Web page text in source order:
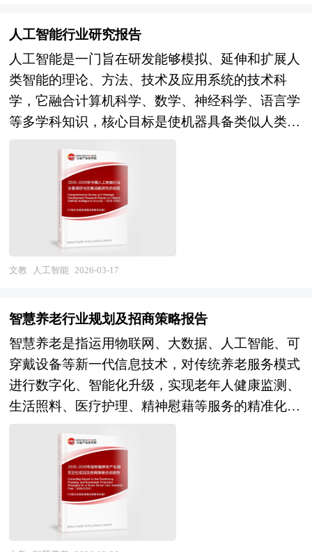
态，对行业在产品方面提供了参考建议和具体解决
办法。报告对于管理培训产品生产企业、经销商、
行业管理部门以及拟进入该行业的投资者具有重要
的参考价值，对于研究我国管理培训行业发展规
律、提高企业的运营效率、促进企业的发展壮大有
同质、合规风险高的企业将面临淘汰或整合。总体
而言，健身与塑形行业正经历从"销售驱动"向"服
务驱动"、从"单一健身"向"健康管理"、从"精英消
费"向"大众普惠"的历史性转变，2026-2030年将是
智能化服务普及、场景融合深化、医体融合成熟、
产业生态优化的关键窗口期，深刻理解健康消费升
级趋势与产业技术变革规律，对于制定科学的投资
战略、把握健身与塑形产业发展机遇具有重大战略
意义。 本研究咨询报告由中研普华咨询公司领衔
撰写，在大量周密的市场调研基础上，主要依据了
国家统计局、国家商务部、国家发改委、国家经济
信息中心、国务院发展研究中心、国家海关总署、
行业研究网、全国及海外相关报刊杂志的基础信息
以及健身与塑形行业研究单位等公布和提供的大量
资料。报告对我国健身与塑形行业的供需状况、发
展现状、子行业发展变化等进行了分析，重点分析
了国内外健身与塑形行业的发展现状、如何面对行
及行业的投资分析和趋势预测等等。报告还综合了
健身与塑形行业的整体发展动态，对行业在产品方
面提供了参考建议和具体解决办法。报告对于健身
与塑形产品生产企业、经销商、行业管理部门以及
拟进入该行业的投资者具有重要的参考价值，对于
研究我国健身与塑形行业发展规律、提高企业的运
化服务体系，涉及8000多个细分行业，积累了数十
万份行业研究报告数据库、服务了20多万家企事业
单位，现已成为中国最具影响力的产业研究咨询综
合服务机构。集团下属研究院的产业研究报告在大
量周密的市场调研基础上，主要依据了国家统计
改委、国家经济信息中心、国务院发展研究中心、
国家海关总署、中国经济景气监测中心、中国行业
研究网、国内外相关报刊杂志的基础信息以及体育
用品专业研究单位等公布和提供的大量资料。对我
国体育用品的行业现状、市场各类经营指标的情
况、重点企业状况、区域市场发展情况等内容进行
政策经济发展环境对体育用品行业潜在的风险和防
范建议进行分析。 《2026年版体育用品产业规划
专项研究报告》由中研产业规划院领衔制作，精英
专家团队在上千个重大项目积累了宝贵经验，为项
目成功落地保驾护航。中研产业规划院率先在业内
提出“全流程一体化”综合解决方案，提供从前期拿
地策划、定位策划、概念规划、空间规划、总体规
划、城市设计、建筑设计、景观设计、IP设计、商
业模式设计、招商、投资、运营等一系列咨询服
务。 中研普华通过对体育用品行业长期跟踪监
测，分析体育用品行业需求、供给、经营特性、获
软件系统、数据资源、客户关系、品牌价值、商誉
强调覆盖资产从规划立项、投资决策、采购建设、
投入使用、运行维护、升级改造到最终报废或转让
的完整生命周期，通过建立标准化流程、量化绩效
指标和动态反馈机制，实现对资产状态、成本结
构、使用效率与风险暴露的全面掌控。其核心理念
已从传统的“保值防损”演进为“价值经营”，不仅关
注资产的安全性与可用性，更注重其在资源配置优
化、成本效益平衡、风险缓释和战略支撑中的作
用。 在方法论上，资产管理融合了财务管理、工
程管理、信息技术、风险管理与可持续发展等多学
科知识，依托企业资源计划（ERP）、计算机化维
络、大数据分析及人工智能等数字化工具，实现资
产状态实时感知、故障预测、绩效评估与智能决策
支持。在企业层面，健全的资产管理体系有助于降
低全生命周期成本、提升生产连续性、增强合规披
露能力并支撑资本结构优化；在公共部门，则是保
动基础设施高质量发展和实现国家治理现代化的重
要基础。 本研究咨询报告由中研普华咨询公司领
衔撰写，在大量周密的市场调研基础上，主要依据
了国家统计局、国家财政部、中国人民银行、国家
金融监督管理总局、中国证券监督管理委员会、国
务院发展研究中心、国际资产管理协会、中国金融
人工智能行业研究报告
人工智能是一门旨在研发能够模拟、延伸和扩展人
类智能的理论、方法、技术及应用系统的技术科
学，它融合计算机科学、数学、神经科学、语言学
等多学科知识，核心目标是使机器具备类似人类的
感知、认知、学习、推理、决策甚至创造能力。
从本质来看，人工智能并非简单复刻人类思维，而
是通过算法构建数据模型，让机器在处理信息时呈
现出智能行为：感知层面，它能借助图像识别、语
音识别等技术捕捉并解析外界的视觉、听觉等信
号；认知与学习层面，机器学习作为重要分支，能
让机器在海量数据中自主挖掘规律、优化性能，无
可基于预设逻辑或习得的知识，对复杂问题进行分
成不变，其内涵随技术发展不断拓展。早期人工智
能聚焦于逻辑推理等抽象思维的模拟，如今已延伸
至自然语言处理、计算机视觉、专家系统等多个应
用领域，且正朝着通用人工智能方向探索——通用
人工智能具备更广泛的适应性，能像人类一样灵活
应对不同场景的各类任务，而非局限于特定领域的
单一功能。同时，人工智能的定义也需结合伦理与
社会维度理解，它不仅是技术集合，更涉及技术应
用对人类生活、工作、社会结构的深刻影响，这也
要求其发展始终与人类价值、社会规范相适配。
文教 人工智能 2026-03-17
智慧养老行业规划及招商策略报告
智慧养老是指运用物联网、大数据、人工智能、可
穿戴设备等新一代信息技术，对传统养老服务模式
进行数字化、智能化升级，实现老年人健康监测、
生活照料、医疗护理、精神慰藉等服务的精准化、
个性化、高效化供给的新型养老服务体系。行业范
畴涵盖智慧健康监测（智能手环、床垫、跌倒检
测）、智慧生活辅助（智能家居、服务机器人、紧
急呼叫）、智慧医疗护理（远程问诊、慢病管理、
药品配送）、智慧精神关爱（虚拟陪伴、社交平
台、文化娱乐）以及智慧养老综合管理服务平台。